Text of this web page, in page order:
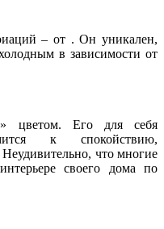
– от . Он уникален,
в зависимости от
цветом. Его для себя
к спокойствию,
что многие
своего дома по